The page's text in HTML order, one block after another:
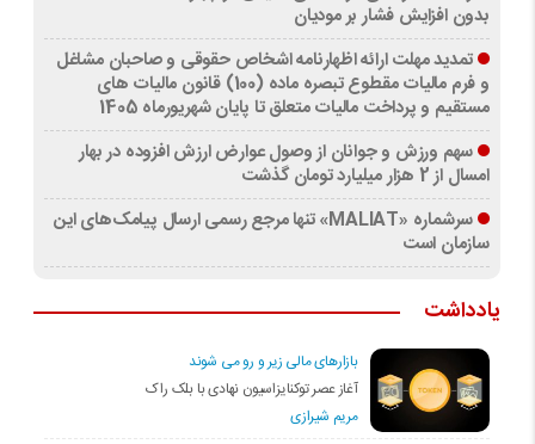
بدون افزایش فشار بر مودیان
تمدید مهلت ارائه اظهارنامه اشخاص حقوقی و صاحبان مشاغل
و فرم مالیات مقطوع تبصره ماده (100) قانون مالیات های
مستقیم و پرداخت مالیات متعلق تا پایان شهریورماه 1405
سهم ورزش و جوانان از وصول عوارض ارزش افزوده در بهار
امسال از 2 هزار میلیارد تومان گذشت
سرشماره «MALIAT» تنها مرجع رسمی ارسال پیامک‌های این
سازمان است
یادداشت
بازارهای مالی زیر و رو می شوند
آغاز عصر توکنایزاسیون نهادی با بلک راک
مریم شیرازی